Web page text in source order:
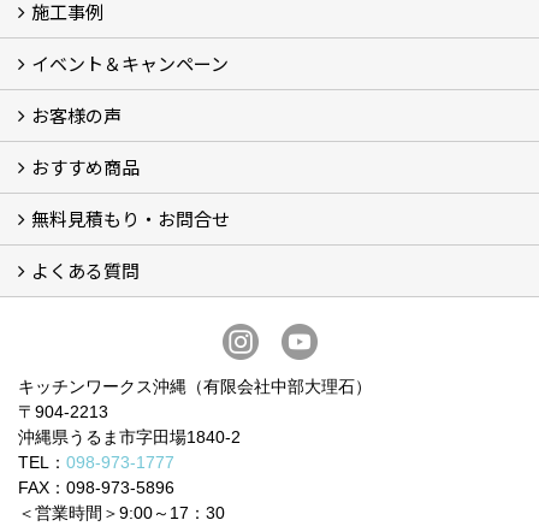
会社概要 (3)
スタッフ紹介
ブログ
プライバシーポリシー
『安心と信頼』を形にする自社工場
施工事例
施工事例
イベント＆キャンペーン
イベント＆キャンペーン
お客様の声
お客様の声 (34)
おすすめ商品
BOSCHビルトイン食洗機 (6)
BOSCHビルトインIHクッキングヒーター (2)
お買い得！！商品＋交換パック（費用コミコミ） (12)
システムキッチン (5)
洗面化粧台 (4)
トイレ (9)
ビルトイン食器洗い乾燥機 (3)
ガスコンロ・IHヒーター
無料見積もり・お問合せ
フォームで問い合わせる
LINEで概算見積り
電話で相談
無料現地調査をご希望の方
よくある質問
お問合せに関する質問 (6)
費用・見積り・お支払いに関する質問 (7)
キッチンワークス沖縄（有限会社中部大理石）
〒904-2213
沖縄県うるま市字田場1840-2
TEL： 098-973-1777
FAX：098-973-5896
＜営業時間＞9:00～17：30